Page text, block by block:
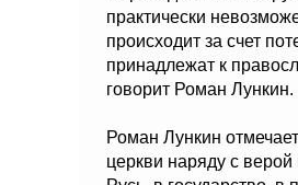
практически
происходит за счет
принадлежат к
говорит Роман Лункин.
Роман Лункин
церкви наряду с